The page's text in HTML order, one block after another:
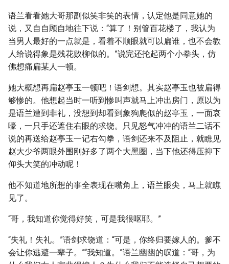
语兰看看她大哥那副似笑非笑的表情，认定他是同意她的
说，又自自顾自地往下说：“算了！别管百花楼了，我认为
当男人最好的一点就是，看着不顺眼就可以扁谁，也不会教
人给说得象是残花败柳似的。”说完还抡起两个小拳头，仿
佛想痛扁某人一顿。
她大概想再扁赵亭玉一顿吧！语剑想。其实赵亭玉也被扁得
够惨的。他想起当时一听到惨叫声就马上冲出房门，原以为
是语兰遭到非礼，没想到却看到象狗爬似的赵亭玉，一面哀
嚎，一只手还遮住右眼的求饶。只见怒气冲冲的语兰二话不
说的再送给赵亭玉一记右勾拳，语剑还来不及阻止，就瞧见
赵大少爷两眼外围刚好多了两个大黑圈，当下他还得压抑下
仰头大笑的冲动呢！
他不知道地所想的事全表现在嘴角上，语兰眼尖，马上就瞧
见了。
“哥，我知道你觉得好笑，可是我很呕耶。”
“失礼！失礼。”语剑求饶道：“可是，你终归要嫁人的。爹不
会让你逃避一辈子。”“我知道。”语兰幽幽的叹道：“哥，为